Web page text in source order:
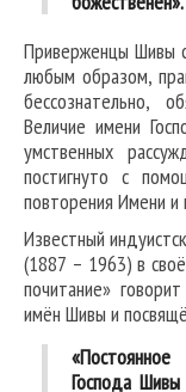
Приверженцы Шивы
любым образом,
бессознательно,
Величие имени
умственных
постигнуто с
повторения Имени и
Известный
(1887 – 1963) в
почитание»
имён Шивы и
Господа